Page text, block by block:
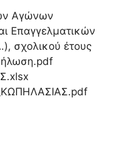
Αγώνων
Επαγγελματικών
σχολικού έτους